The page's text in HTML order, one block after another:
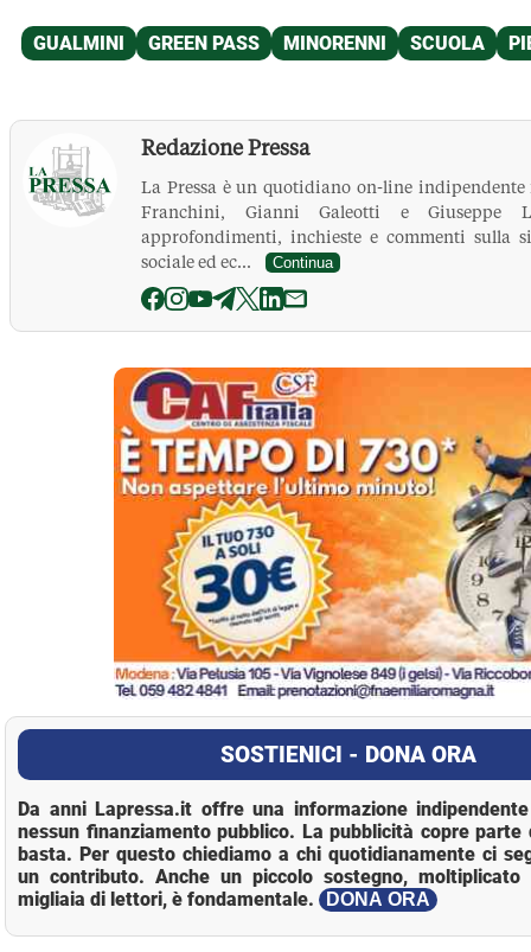
Redazione Pressa
La Pressa è un quotidiano on-line
Franchini, Gianni Galeotti e Giuseppe
approfondimenti, inchieste e commenti sulla
sociale ed ec...
Continua
SOSTIENICI - DONA ORA
Da anni Lapressa.it offre una informazione
nessun finanziamento pubblico. La pubblicità copre parte
basta. Per questo chiediamo a chi quotidianamente ci
un contributo. Anche un piccolo sostegno,
migliaia di lettori, è fondamentale.
DONA ORA